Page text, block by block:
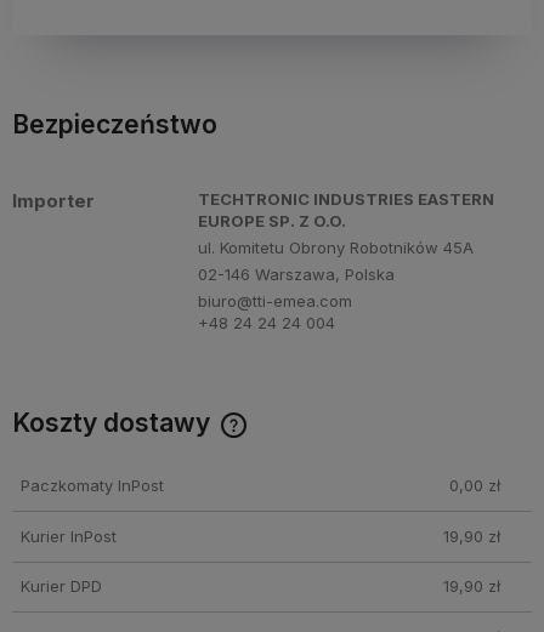
Bezpieczeństwo
Importer
TECHTRONIC INDUSTRIES EASTERN
EUROPE SP. Z O.O.
ul. Komitetu Obrony Robotników 45A
02-146 Warszawa, Polska
biuro@tti-emea.com
+48 24 24 24 004
Koszty dostawy
Paczkomaty InPost 0,00 zł
Kurier InPost 19,90 zł
Kurier DPD 19,90 zł